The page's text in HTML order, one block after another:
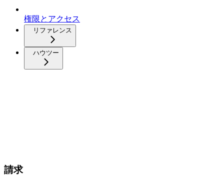
権限とアクセス
リファレンス
ハウツー
請求